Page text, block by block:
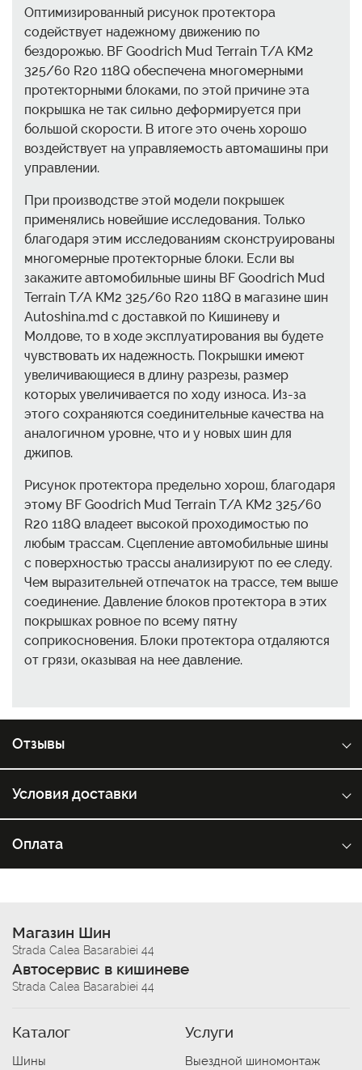
Оптимизированный рисунок протектора
содействует надежному движению по
бездорожью. BF Goodrich Mud Terrain T/A KM2
325/60 R20 118Q обеспечена многомерными
протекторными блоками, по этой причине эта
покрышка не так сильно деформируется при
большой скорости. В итоге это очень хорошо
воздействует на управляемость автомашины при
управлении.
При производстве этой модели покрышек
применялись новейшие исследования. Только
благодаря этим исследованиям сконструированы
многомерные протекторные блоки. Если вы
закажите автомобильные шины BF Goodrich Mud
Terrain T/A KM2 325/60 R20 118Q в магазине шин
Autoshina.md с доставкой по Кишиневу и
Молдове, то в ходе эксплуатирования вы будете
чувствовать их надежность. Покрышки имеют
увеличивающиеся в длину разрезы, размер
которых увеличивается по ходу износа. Из-за
этого сохраняются соединительные качества на
аналогичном уровне, что и у новых шин для
джипов.
Рисунок протектора предельно хорош, благодаря
этому BF Goodrich Mud Terrain T/A KM2 325/60
R20 118Q владеет высокой проходимостью по
любым трассам. Сцепление автомобильные шины
с поверхностью трассы анализируют по ее следу.
Чем выразительней отпечаток на трассе, тем выше
соединение. Давление блоков протектора в этих
покрышках ровное по всему пятну
соприкосновения. Блоки протектора отдаляются
от грязи, оказывая на нее давление.
Отзывы
Условия доставки
Оплата
Магазин Шин
Strada Calea Basarabiei 44
Автосервис в кишиневе
Strada Calea Basarabiei 44
Каталог
Шины
Услуги
Выездной шиномонтаж